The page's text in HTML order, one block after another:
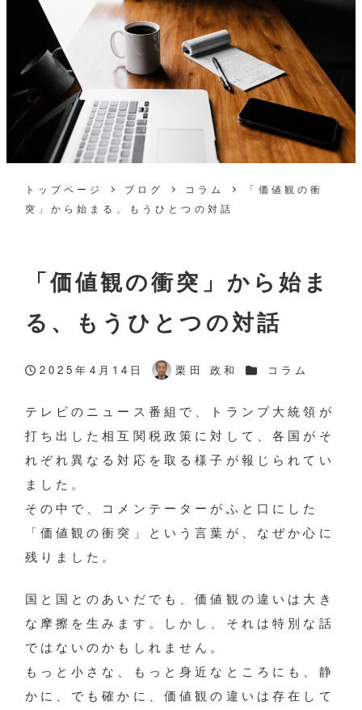
トップページ ブログ コラム
「価値観の衝
突」から始まる、もうひとつの対話
「価値観の衝突」から始ま
る、もうひとつの対話
投稿日
2025年4月14日
著
栗田 政和 カテゴリー
コラム
テレビのニュース番組で、トランプ大統領が
打ち出した相互関税政策に対して、各国がそ
れぞれ異なる対応を取る様子が報じられてい
ました。
その中で、コメンテーターがふと口にした
「価値観の衝突」という言葉が、なぜか心に
残りました。
国と国とのあいだでも、価値観の違いは大き
な摩擦を生みます。しかし、それは特別な話
ではないのかもしれません。
もっと小さな、もっと身近なところにも、静
かに、でも確かに、価値観の違いは存在して